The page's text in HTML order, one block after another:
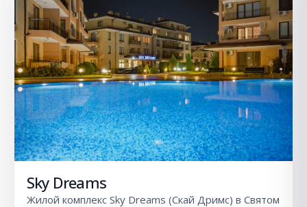
Sky Dreams
Жилой комплекс Sky Dreams (Скай Дримс) в Святом